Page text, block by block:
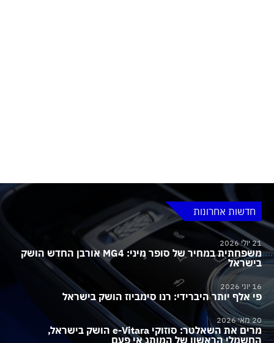
חדשות אחרונות
21 יולי 2026
משפחתית במחיר של סופר מיני: MG4 אורבן החדש הושק
בישראל
16 יוני 2026
פי אלף יותר היברידי: רנו סימביוז הושק בישראל
20 מאי 2026
מרים את השאלטר: סוזוקי e-Vitara הושק בישראל,
החשמלי הראשון של המותג אי פעם